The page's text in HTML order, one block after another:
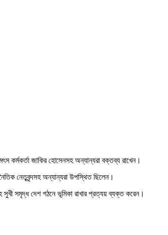
কর্মকর্তা জাকির হোসেনসহ অন্যান্যরা বক্তব্য রাখেন।
নেতৃবৃন্দসহ অন্যান্যরা উপস্থিত ছিলেন।
সুখী সমৃদ্ধ দেশ গঠনে ভূমিকা রাখার প্রত্যয় ব্যক্ত করেন।